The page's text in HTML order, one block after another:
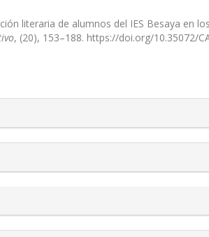
literaria de alumnos del IES Besaya en
, (20), 153–188. https://doi.org/10.35072/